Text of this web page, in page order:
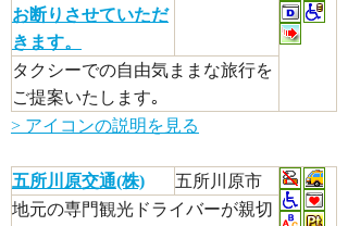
お断りさせていただ
きます。
タクシーでの自由気ままな旅行を
ご提案いたします｡
> アイコンの説明を見る
五所川原交通(株)
五所川原市
地元の専門観光ドライバーが親切